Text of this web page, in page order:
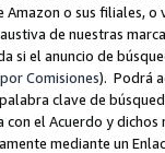
Amazon o sus filiales,
de nuestras
si el anuncio de
Comisiones). Podrá
clave de
el Acuerdo y
mediante un